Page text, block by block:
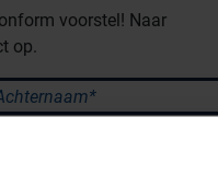
voorstel! Naar
op.